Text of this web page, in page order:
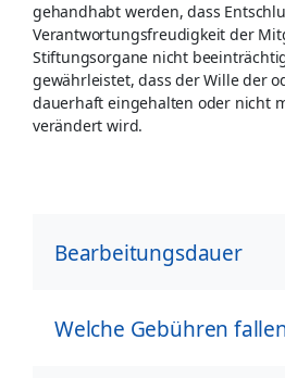
gehandhabt werden, dass
Verantwortungsfreudigkeit der
Stiftungsorgane nicht
gewährleistet, dass der Wille der
dauerhaft eingehalten oder nicht
verändert wird.
Bearbeitungsdauer
Welche Gebühren